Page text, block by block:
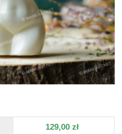
129,00 zł